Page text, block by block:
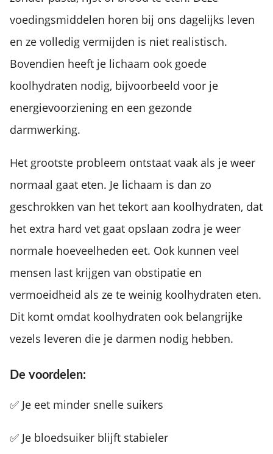
voedingsmiddelen horen bij ons dagelijks leven
en ze volledig vermijden is niet realistisch.
Bovendien heeft je lichaam ook goede
koolhydraten nodig, bijvoorbeeld voor je
energievoorziening en een gezonde
darmwerking.
Het grootste probleem ontstaat vaak als je weer
normaal gaat eten. Je lichaam is dan zo
geschrokken van het tekort aan koolhydraten, dat
het extra hard vet gaat opslaan zodra je weer
normale hoeveelheden eet. Ook kunnen veel
mensen last krijgen van obstipatie en
vermoeidheid als ze te weinig koolhydraten eten.
Dit komt omdat koolhydraten ook belangrijke
vezels leveren die je darmen nodig hebben.
De voordelen:
✅ Je eet minder snelle suikers
✅ Je bloedsuiker blijft stabieler